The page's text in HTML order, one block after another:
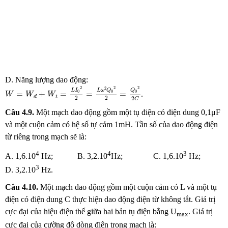
D. Năng lượng dao động:
W = Wd + Wt = LI0
2
2 = Lω2Q0
2
2 = Q0
2
2C
+ = LI =Lω2 2 2=Q C
.
Câu 4.9. Một mạch dao động gồm một tụ điện có điện dung 0,1μF
và một cuộn cảm có hệ số tự cảm 1mH. Tần số của dao động điện
từ riêng trong mạch sẽ là:
A. 1,6.104 Hz; B. 3,2.104Hz; C. 1,6.103 Hz;
D. 3,2.103 Hz.
Câu 4.10. Một mạch dao động gồm một cuộn cảm có L và một tụ
điện có điện dung C thực hiện dao động điện từ không tắt. Giá trị
cực đại của hiệu điện thế giữa hai bản tụ điện bằng Umax. Giá trị
cực đại của cường độ dòng điện trong mạch là: